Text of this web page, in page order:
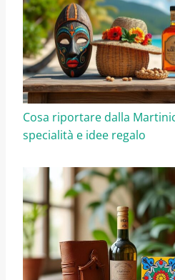
Cosa riportare dalla
specialità e idee regalo